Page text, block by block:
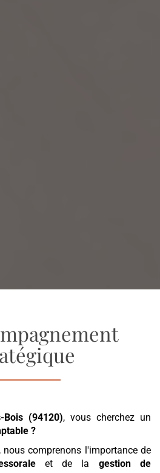
Bois (94120), vous cherchez un
?
, nous comprenons l'importance de
et de la gestion de